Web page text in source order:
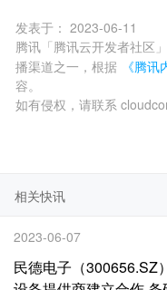
发表于： 2023-06-11
腾讯「腾讯云开发者社区
播渠道之一，根据
《腾
容。
如有侵权，请联系
相关快讯
2023-06-07
民德电子（300656.SZ